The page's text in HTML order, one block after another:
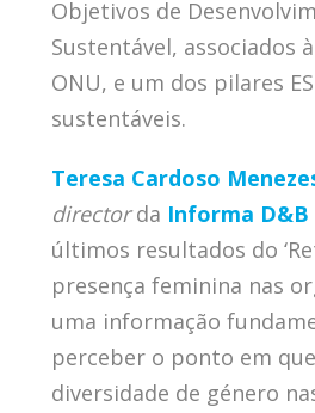
Objetivos de
Sustentável, associados
ONU, e um dos pilares
sustentáveis.
Teresa Cardoso
directorda Informa D&B
últimos resultados do
presença feminina nas
uma informação
perceber o ponto em
diversidade de género